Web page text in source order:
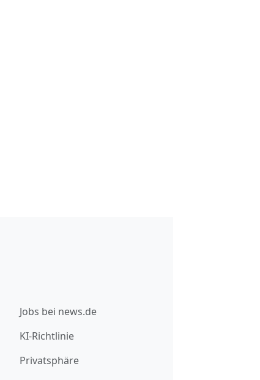
Jobs bei news.de
KI-Richtlinie
Privatsphäre